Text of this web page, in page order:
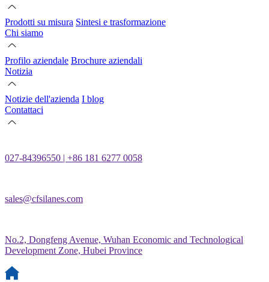
Prodotti su misura Sintesi e trasformazione
Chi siamo
Profilo aziendale Brochure aziendali
Notizia
Notizie dell'azienda I blog
Contattaci
027-84396550 | +86 181 6277 0058
sales@cfsilanes.com
No.2, Dongfeng Avenue, Wuhan Economic and Technological
Development Zone, Hubei Province